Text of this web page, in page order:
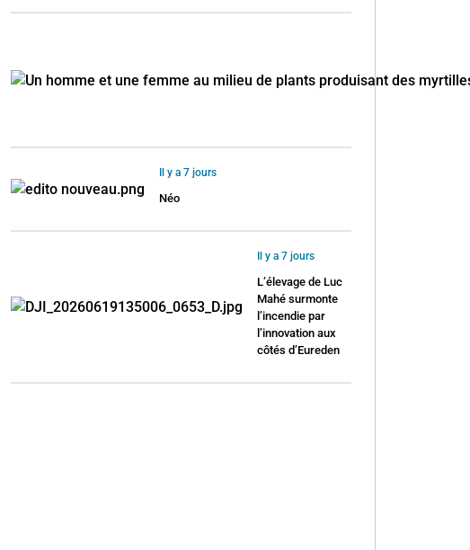
Il y a 7 jours
Néo
Il y a 7 jours
L’élevage de Luc
Mahé surmonte
l’incendie par
l’innovation aux
côtés d’Eureden